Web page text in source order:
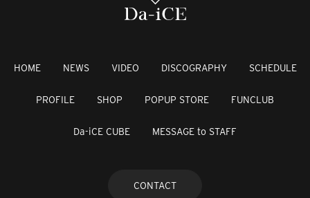
HOME NEWS VIDEO DISCOGRAPHY SCHEDULE
PROFILE SHOP POPUP STORE FUNCLUB
Da-iCE CUBE MESSAGE to STAFF
CONTACT